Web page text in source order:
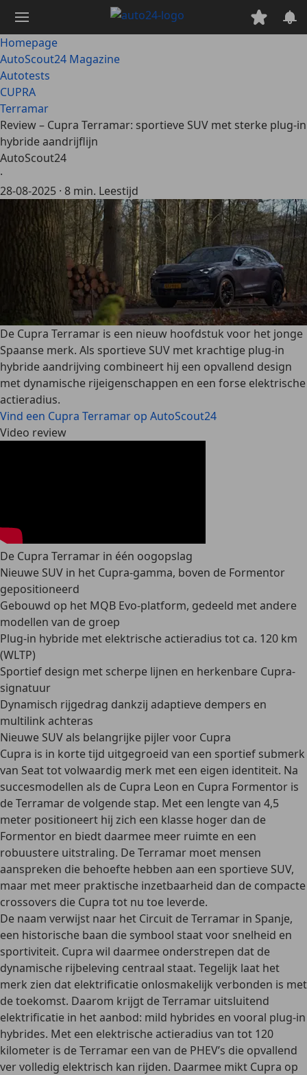
naar
hoofdinhoud
Homepage
AutoScout24 Magazine
Autotests
CUPRA
Terramar
Review – Cupra Terramar: sportieve SUV met sterke plug-in
hybride aandrijflijn
AutoScout24
·
28-08-2025 · 8 min. Leestijd
De Cupra Terramar is een nieuw hoofdstuk voor het jonge
Spaanse merk. Als sportieve SUV met krachtige plug-in
hybride aandrijving combineert hij een opvallend design
met dynamische rijeigenschappen en een forse elektrische
actieradius.
Vind een Cupra Terramar op AutoScout24
Video review
De Cupra Terramar in één oogopslag
Nieuwe SUV in het Cupra-gamma, boven de Formentor
gepositioneerd
Gebouwd op het MQB Evo-platform, gedeeld met andere
modellen van de groep
Plug-in hybride met elektrische actieradius tot ca. 120 km
(WLTP)
Sportief design met scherpe lijnen en herkenbare Cupra-
signatuur
Dynamisch rijgedrag dankzij adaptieve dempers en
multilink achteras
Nieuwe SUV als belangrijke pijler voor Cupra
Cupra is in korte tijd uitgegroeid van een sportief submerk
van Seat tot volwaardig merk met een eigen identiteit. Na
succesmodellen als de Cupra Leon en Cupra Formentor is
de Terramar de volgende stap. Met een lengte van 4,5
meter positioneert hij zich een klasse hoger dan de
Formentor en biedt daarmee meer ruimte en een
robuustere uitstraling. De Terramar moet mensen
aanspreken die behoefte hebben aan een sportieve SUV,
maar met meer praktische inzetbaarheid dan de compacte
crossovers die Cupra tot nu toe leverde.
De naam verwijst naar het Circuit de Terramar in Spanje,
een historische baan die symbool staat voor snelheid en
sportiviteit. Cupra wil daarmee onderstrepen dat de
dynamische rijbeleving centraal staat. Tegelijk laat het
merk zien dat elektrificatie onlosmakelijk verbonden is met
de toekomst. Daarom krijgt de Terramar uitsluitend
elektrificatie in het aanbod: mild hybrides en vooral plug-in
hybrides. Met een elektrische actieradius van tot 120
kilometer is de Terramar een van de PHEV’s die opvallend
ver volledig elektrisch kan rijden. Daarmee mikt Cupra op